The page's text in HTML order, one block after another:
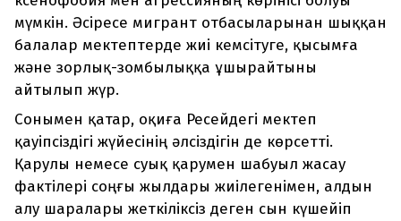
мүмкін. Әсіресе мигрант отбасыларынан шыққан
балалар мектептерде жиі кемсітуге, қысымға
және зорлық-зомбылыққа ұшырайтыны
айтылып жүр.
Сонымен қатар, оқиға Ресейдегі мектеп
қауіпсіздігі жүйесінің әлсіздігін де көрсетті.
Қарулы немесе суық қарумен шабуыл жасау
фактілері соңғы жылдары жиілегенімен, алдын
алу шаралары жеткіліксіз деген сын күшейіп